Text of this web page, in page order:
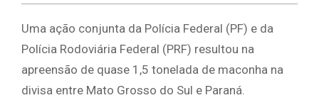
Uma ação conjunta da Polícia Federal (PF) e da
Polícia Rodoviária Federal (PRF) resultou na
apreensão de quase 1,5 tonelada de maconha na
divisa entre Mato Grosso do Sul e Paraná.